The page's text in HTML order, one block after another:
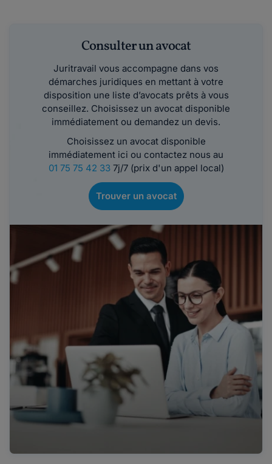
Consulter un avocat
Juritravail vous accompagne dans vos
démarches juridiques en mettant à votre
disposition une liste d’avocats prêts à vous
conseillez. Choisissez un avocat disponible
immédiatement ou demandez un devis.
Choisissez un avocat disponible
immédiatement ici ou contactez nous au
01 75 75 42 337j/7 (prix d'un appel local)
Trouver un avocat